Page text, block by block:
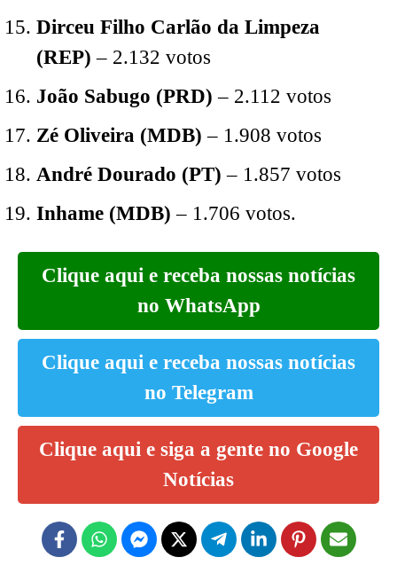
Dirceu Filho Carlão da Limpeza
(REP) – 2.132 votos
João Sabugo (PRD) – 2.112 votos
Zé Oliveira (MDB) – 1.908 votos
André Dourado (PT) – 1.857 votos
Inhame (MDB) – 1.706 votos.
Clique aqui e receba nossas notícias
no WhatsApp
Clique aqui e receba nossas notícias
no Telegram
Clique aqui e siga a gente no Google
Notícias